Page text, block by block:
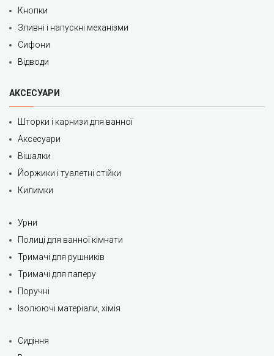
Кнопки
Зливні і напускні механізми
Сифони
Відводи
АКСЕСУАРИ
Шторки і карнизи для ванної
Аксесуари
Вішалки
Йоржики і туалетні стійки
Килимки
Урни
Полиці для ванної кімнати
Тримачі для рушників
Тримачі для паперу
Поручні
Ізолюючі матеріали, хімія
Сидіння